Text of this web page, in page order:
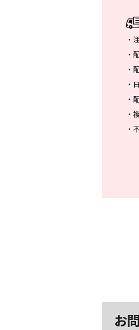
・
・
・
・
・
・
・
お